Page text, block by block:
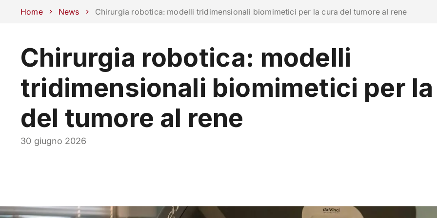
Scuole DipartimentiCentriSostieni UnipdArea stampaLavora con noi
CORSI STUDIARE RICERCA CAMPUS LIFE
Home News Chirurgia robotica: modelli tridimensionali biomimetici per la cura del tumore al rene
Chirurgia robotica: modelli
tridimensionali biomimetici per
del tumore al rene
30 giugno 2026